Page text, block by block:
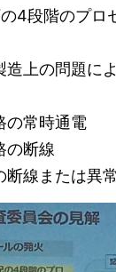
4段階のプロ
上の問題に
常時通電
断線
線または異